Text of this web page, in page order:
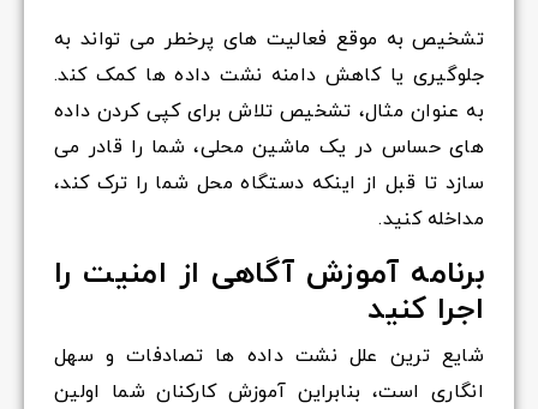
تشخیص به موقع فعالیت های پرخطر می تواند به
جلوگیری یا کاهش دامنه نشت داده ها کمک کند.
به عنوان مثال، تشخیص تلاش برای کپی کردن داده
های حساس در یک ماشین محلی، شما را قادر می
سازد تا قبل از اینکه دستگاه محل شما را ترک کند،
مداخله کنید.
برنامه آموزش آگاهی از امنیت را
اجرا کنید
شایع ترین علل نشت داده ها تصادفات و سهل
انگاری است، بنابراین آموزش کارکنان شما اولین